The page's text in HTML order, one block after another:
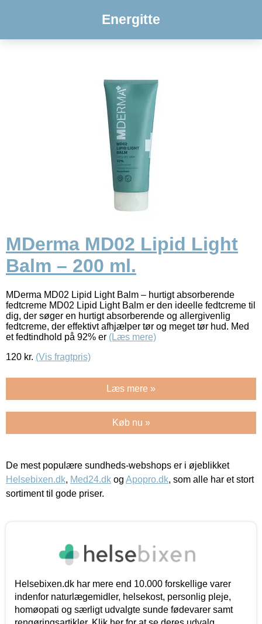
Energitte
MDerma MD02 Lipid Light
Balm – 200 ml.
MDerma MD02 Lipid Light Balm – hurtigt absorberende
fedtcreme MD02 Lipid Light Balm er den ideelle fedtcreme til
dig, der søger en hurtigt absorberende og allergivenlig
fedtcreme, der effektivt afhjælper tør og meget tør hud. Med
et fedtindhold på 92% er (Læs mere)
120 kr. (Vis fragtpris)
Læs mere »
Køb nu »
De mest populære sundheds-webshops er i øjeblikket
Helsebixen.dk, Med24.dk og Apopro.dk, som alle har et stort
sortiment til gode priser.
Helsebixen.dk har mere end 10.000 forskellige varer
indenfor naturlægemidler, helsekost, personlig pleje,
homøopati og særligt udvalgte sunde fødevarer samt